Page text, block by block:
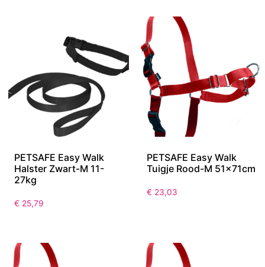
PETSAFE Easy Walk
Halster Zwart-M 11-
27kg
€ 25,79
PETSAFE Easy Walk
Tuigje Rood-M 51x71cm
€ 23,03